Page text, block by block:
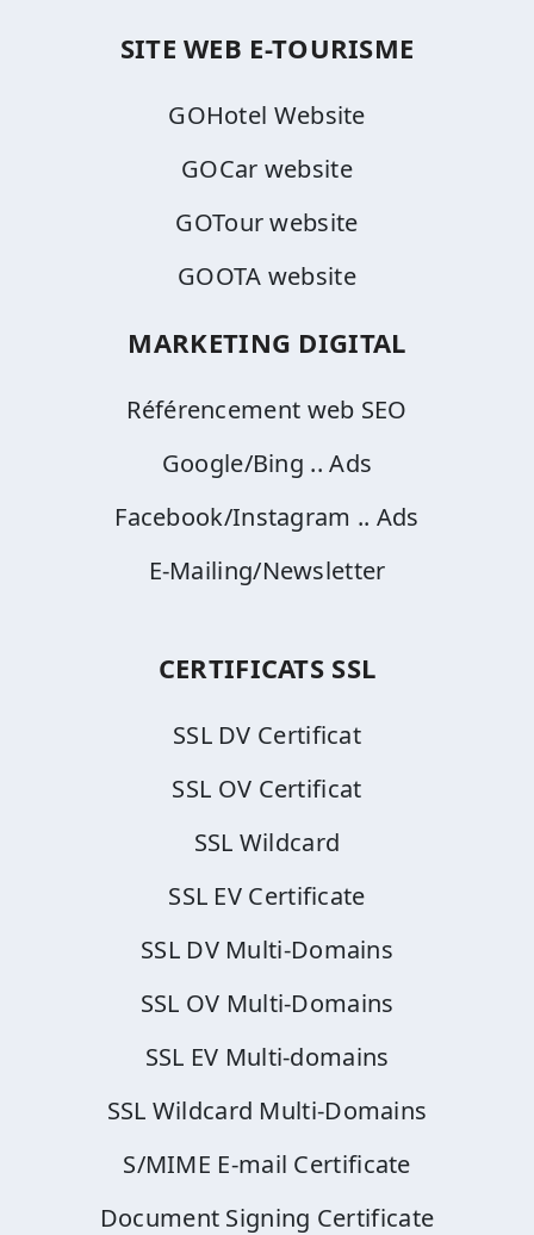
SITE WEB E-TOURISME
GOHotel Website
GOCar website
GOTour website
GOOTA website
MARKETING DIGITAL
Référencement web SEO
Google/Bing .. Ads
Facebook/Instagram .. Ads
E-Mailing/Newsletter
CERTIFICATS SSL
SSL DV Certificat
SSL OV Certificat
SSL Wildcard
SSL EV Certificate
SSL DV Multi-Domains
SSL OV Multi-Domains
SSL EV Multi-domains
SSL Wildcard Multi-Domains
S/MIME E-mail Certificate
Document Signing Certificate